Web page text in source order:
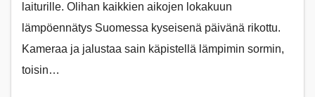
laiturille. Olihan kaikkien aikojen lokakuun
lämpöennätys Suomessa kyseisenä päivänä rikottu.
Kameraa ja jalustaa sain käpistellä lämpimin sormin,
toisin…